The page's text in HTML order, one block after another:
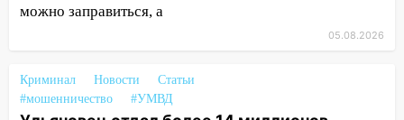
17:05
«Обыск» по видеосвязи: в
16:12 Едва не перерезал горло: в
Вешкайме посиделки с судимым
можно заправиться, а
05.08.2026
Криминал Новости
Статьи
#мошенничество
#УМВД